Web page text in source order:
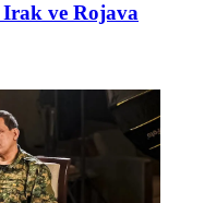
Irak ve Rojava